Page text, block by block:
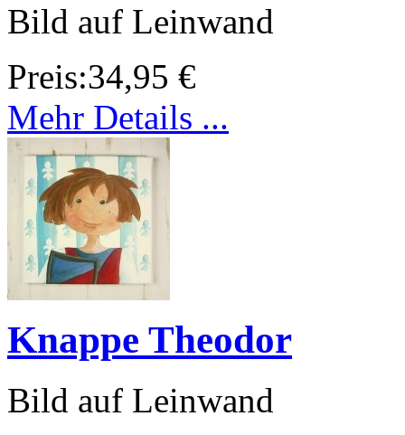
Bild auf Leinwand
Preis:34,95 €
Mehr Details ...
Knappe Theodor
Bild auf Leinwand